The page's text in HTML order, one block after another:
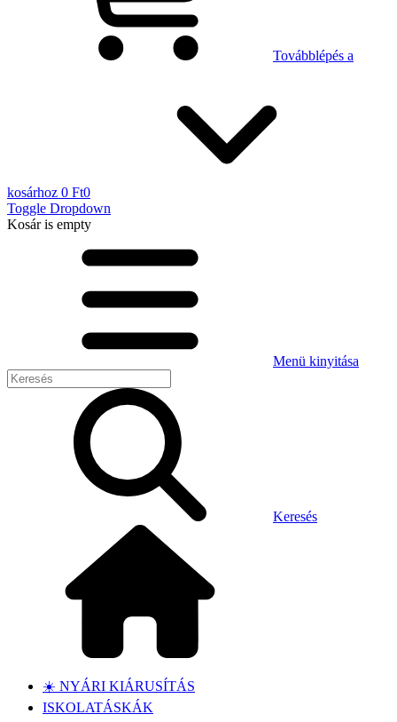
Továbblépés a
kosárhoz 0 Ft0
Toggle Dropdown
Kosáris empty
Menü kinyitása
Keresés
☀️ NYÁRI KIÁRUSÍTÁS
ISKOLATÁSKÁK